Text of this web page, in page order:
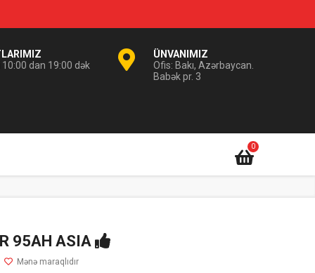
10:00 dan 19:00 dək
ÜNVANIMIZ
Ofis: Bakı, Azərbaycan.
Babək pr. 3
0
95AH ASIA